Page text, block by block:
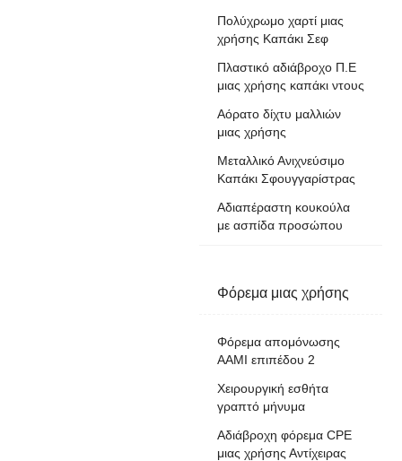
Πολύχρωμο χαρτί μιας
χρήσης Καπάκι Σεφ
Πλαστικό αδιάβροχο Π.Ε
μιας χρήσης καπάκι ντους
Αόρατο δίχτυ μαλλιών
μιας χρήσης
Μεταλλικό Ανιχνεύσιμο
Καπάκι Σφουγγαρίστρας
Αδιαπέραστη κουκούλα
με ασπίδα προσώπου
Φόρεμα μιας χρήσης
Φόρεμα απομόνωσης
AAMI επιπέδου 2
Χειρουργική εσθήτα
γραπτό μήνυμα
Αδιάβροχη φόρεμα CPE
μιας χρήσης Αντίχειρας